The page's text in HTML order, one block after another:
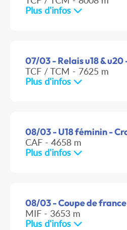
Plus d'infos
07/03 - Relais u18 & u20
TCF / TCM - 7625 m
Plus d'infos
08/03 - U18 féminin -
CAF - 4658 m
Plus d'infos
08/03 - Coupe de
MIF - 3653 m
Plus d'infos